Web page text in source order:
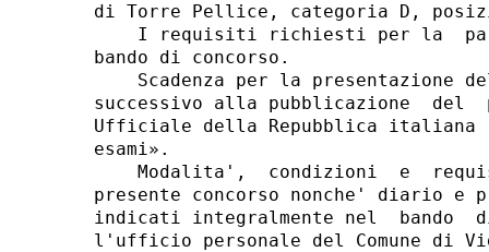
di Torre Pellice, categoria D,
I requisiti richiesti per la
bando di concorso.
Scadenza per la presentazione
successivo alla pubblicazione  del
Ufficiale della Repubblica italiana
esami».
Modalita',  condizioni  e
presente concorso nonche' diario e
indicati integralmente nel  bando
l'ufficio personale del Comune di